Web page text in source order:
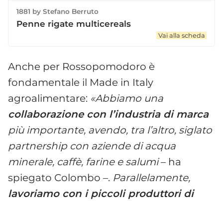
1881 by Stefano Berruto
Penne rigate multicereals
Vai alla scheda
Anche per Rossopomodoro è
fondamentale il Made in Italy
agroalimentare: «Abbiamo una
collaborazione con l’industria di marca
più importante, avendo, tra l’altro, siglato
partnership con aziende di acqua
minerale, caffè, farine e salumi– ha
spiegato Colombo –. Parallelamente,
lavoriamo con i piccoli produttori di